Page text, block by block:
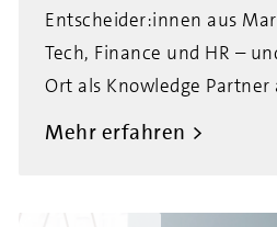
Entscheider:innen aus
Tech, Finance und HR –
Ort als Knowledge Partner
Mehr erfahren